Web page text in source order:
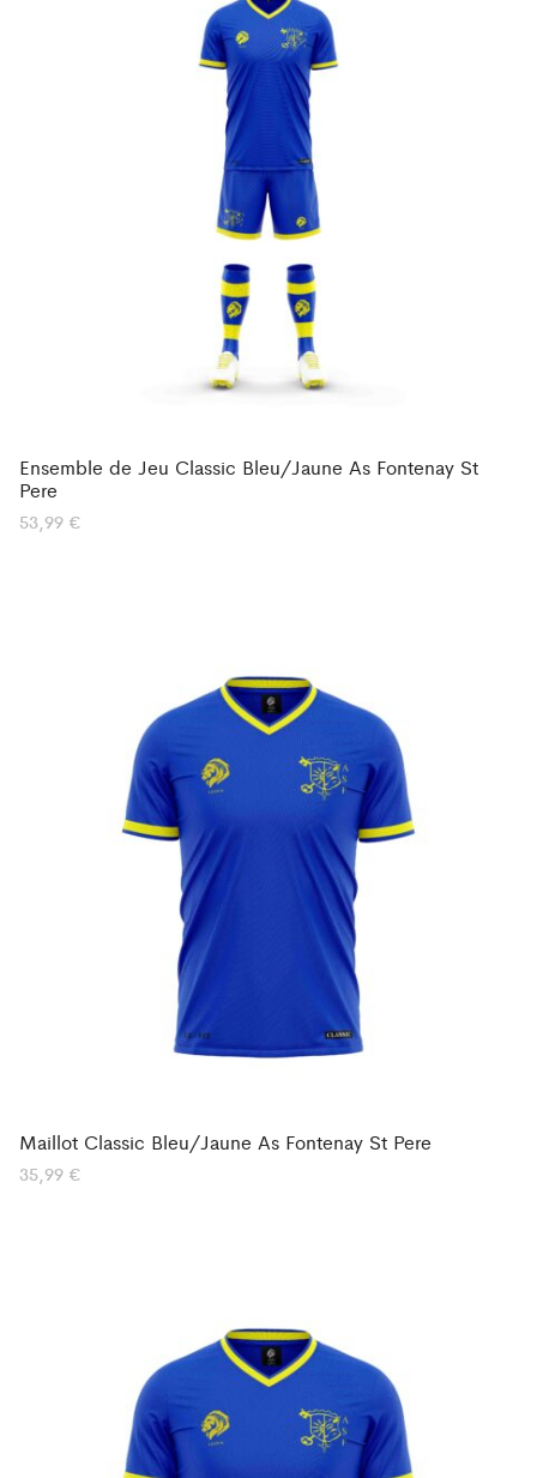
Ensemble de Jeu Classic Bleu/Jaune As Fontenay St
Pere
53,99 €
Maillot Classic Bleu/Jaune As Fontenay St Pere
35,99 €